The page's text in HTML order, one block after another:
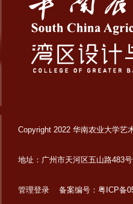
Copyright 2022 华南农业大学艺
地址：广州市天河区五山路483
管理登录 备案编号：粤ICP备